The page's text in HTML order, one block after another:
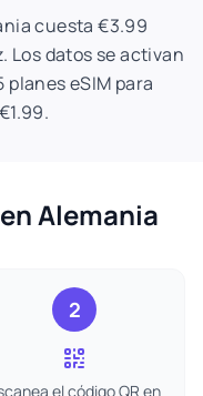
cuesta €3.99
Los datos se activan
eSIM para
Alemania
2
el código QR en